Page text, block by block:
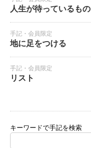
人生が待っているもの
手記・会員限定
地に足をつける
手記・会員限定
リスト
キーワードで手記を検索